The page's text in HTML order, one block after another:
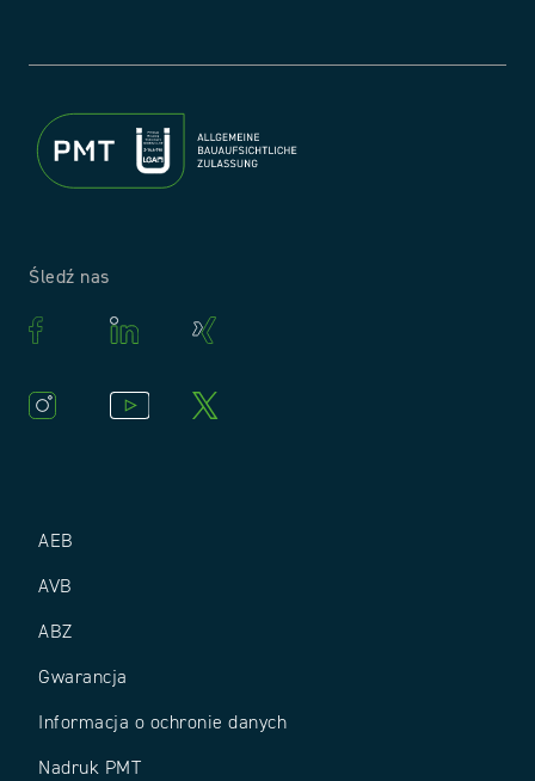
AEB
AVB
ABZ
Gwarancja
Informacja o ochronie danych
Nadruk PMT
Śledź nas